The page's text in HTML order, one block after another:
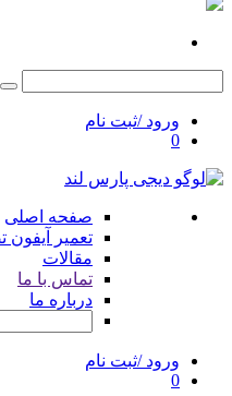
ورود /ثبت نام
0
صفحه اصلی
تعمیر آیفون
مقالات
تماس با ما
درباره ما
ورود /ثبت نام
0